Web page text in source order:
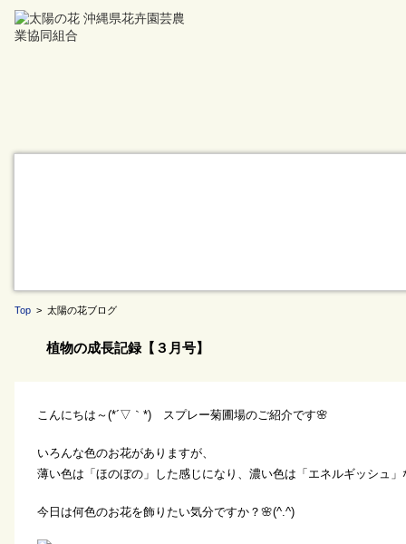
Top > 太陽の花ブログ
植物の成長記録【３月号】
こんにちは～(*´▽｀*) スプレー菊圃場のご紹介です🌸
いろんな色のお花がありますが、
薄い色は「ほのぼの」した感じになり、濃い色は「エネルギッシュ
今日は何色のお花を飾りたい気分ですか？🌸(^.^)